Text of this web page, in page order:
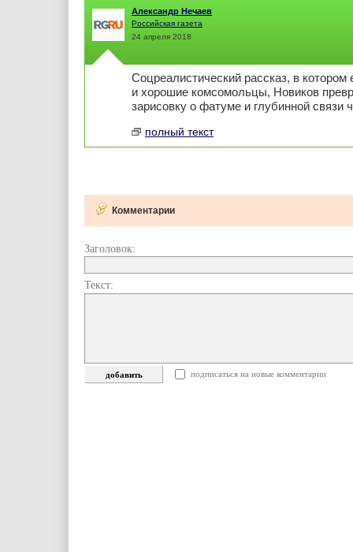
Александр Нечаев
Российская газета
24 апреля 2018
Соцреалистический рассказ, в
и хорошие комсомольцы, Новиков
зарисовку о фатуме и глубинной связи
полный текст
Комментарии
Заголовок:
Текст:
подписаться на новые комментарии